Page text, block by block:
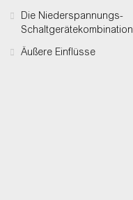
Die Niederspannungs-
Schaltgerätekombination
Äußere Einflüsse